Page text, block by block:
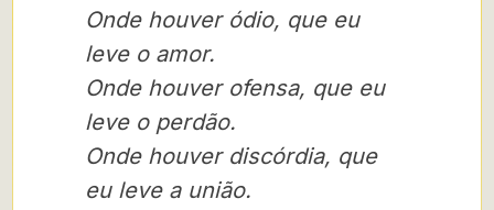
Onde houver ódio, que eu
leve o amor.
Onde houver ofensa, que eu
leve o perdão.
Onde houver discórdia, que
eu leve a união.